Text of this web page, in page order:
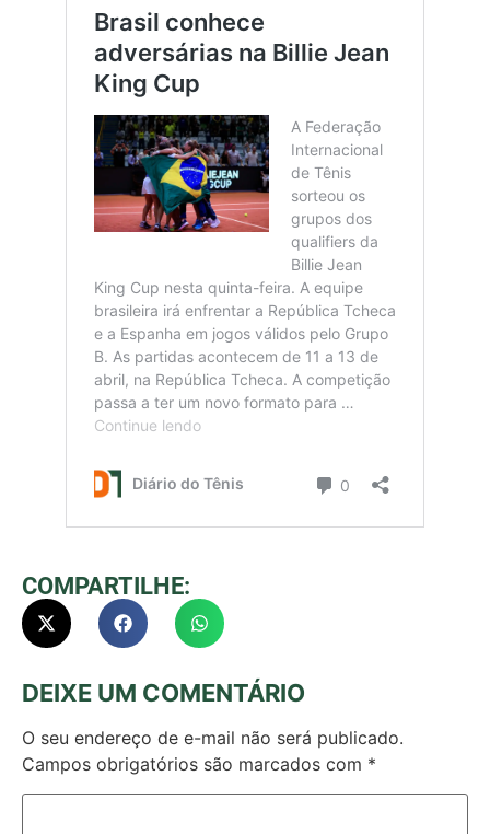
COMPARTILHE:
DEIXE UM COMENTÁRIO
O seu endereço de e-mail não será publicado.
Campos obrigatórios são marcados com *